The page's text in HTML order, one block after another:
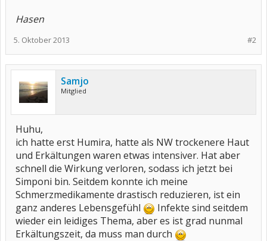
Hasen
#2
5. Oktober 2013
Samjo
Mitglied
Huhu,
ich hatte erst Humira, hatte als NW trockenere Haut
und Erkältungen waren etwas intensiver. Hat aber
schnell die Wirkung verloren, sodass ich jetzt bei
Simponi bin. Seitdem konnte ich meine
Schmerzmedikamente drastisch reduzieren, ist ein
ganz anderes Lebensgefühl
Infekte sind seitdem
wieder ein leidiges Thema, aber es ist grad nunmal
Erkältungszeit, da muss man durch